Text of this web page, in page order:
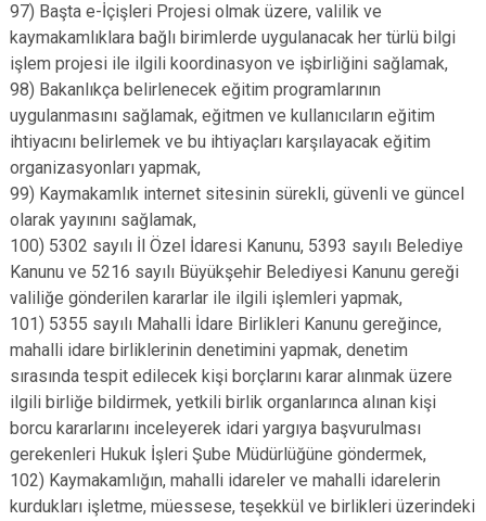
97) Başta e-İçişleri Projesi olmak üzere, valilik ve
kaymakamlıklara bağlı birimlerde uygulanacak her türlü bilgi
işlem projesi ile ilgili koordinasyon ve işbirliğini sağlamak,
98) Bakanlıkça belirlenecek eğitim programlarının
uygulanmasını sağlamak, eğitmen ve kullanıcıların eğitim
ihtiyacını belirlemek ve bu ihtiyaçları karşılayacak eğitim
organizasyonları yapmak,
99) Kaymakamlık internet sitesinin sürekli, güvenli ve güncel
olarak yayınını sağlamak,
100) 5302 sayılı İl Özel İdaresi Kanunu, 5393 sayılı Belediye
Kanunu ve 5216 sayılı Büyükşehir Belediyesi Kanunu gereği
valiliğe gönderilen kararlar ile ilgili işlemleri yapmak,
101) 5355 sayılı Mahalli İdare Birlikleri Kanunu gereğince,
mahalli idare birliklerinin denetimini yapmak, denetim
sırasında tespit edilecek kişi borçlarını karar alınmak üzere
ilgili birliğe bildirmek, yetkili birlik organlarınca alınan kişi
borcu kararlarını inceleyerek idari yargıya başvurulması
gerekenleri Hukuk İşleri Şube Müdürlüğüne göndermek,
102) Kaymakamlığın, mahalli idareler ve mahalli idarelerin
kurdukları işletme, müessese, teşekkül ve birlikleri üzerindeki